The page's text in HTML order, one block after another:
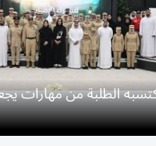
الطلبة من مهارات